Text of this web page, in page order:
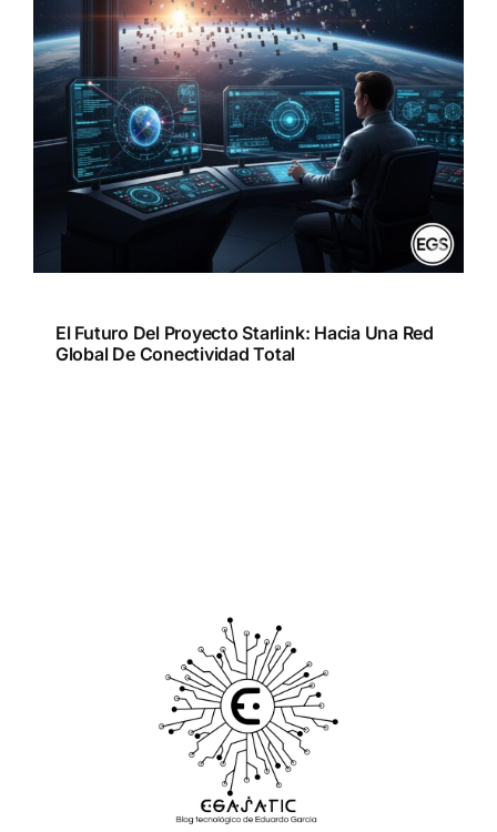
El Futuro Del Proyecto Starlink: Hacia Una Red
Global De Conectividad Total